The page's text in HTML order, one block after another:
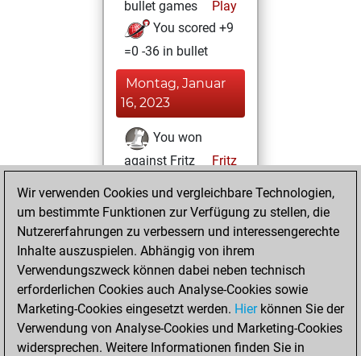
bullet games
Play
You scored +9
=0 -36 in bullet
Montag, Januar
16, 2023
You won
against Fritz
Fritz
Montag,
Dezember 21,
2020
You created
your Fritz account
Fritz
Samstag,
Oktober 12, 2019
Wir verwenden Cookies und vergleichbare Technologien,
um bestimmte Funktionen zur Verfügung zu stellen, die
Nutzererfahrungen zu verbessern und interessengerechte
Inhalte auszuspielen. Abhängig von ihrem
Verwendungszweck können dabei neben technisch
erforderlichen Cookies auch Analyse-Cookies sowie
Marketing-Cookies eingesetzt werden. Hierkönnen Sie der
Verwendung von Analyse-Cookies und Marketing-Cookies
widersprechen. Weitere Informationen finden Sie in